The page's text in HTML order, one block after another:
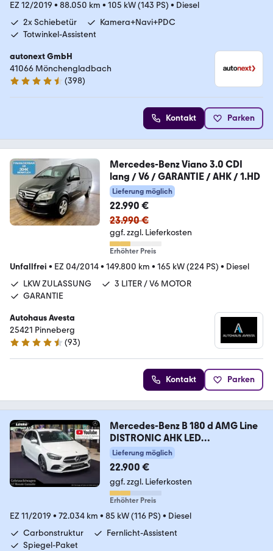
EZ 12/2019 • 88.050 km • 105 kW (143 PS) • Diesel
2x Schiebetür
Kamera+Navi+PDC
Totwinkel-Assistent
autonext GmbH
41066 Mönchengladbach
4.7 Sterne
(398)
Kontakt Parken
Mercedes-Benz Viano 3.0 CDI
lang / V6 / GARANTIE / AHK / 1.HD
Lieferung möglich
22.990 €
23.990 €
ggf. zzgl. Lieferkosten
Erhöhter Preis
Unfallfrei • EZ 04/2014• 149.800 km • 165 kW (224 PS) • Diesel
LKW ZULASSUNG
3 LITER / V6 MOTOR
GARANTIE
Autohaus Avesta
25421 Pinneberg
4.6 Sterne
(93)
Kontakt Parken
Mercedes-Benz B 180 d AMG Line
DISTRONIC AHK LED
Rückfahrkamer
Lieferung möglich
22.900 €
ggf. zzgl. Lieferkosten
Erhöhter Preis
EZ 11/2019 • 72.034 km • 85 kW (116 PS) • Diesel
Carbonstruktur
Fernlicht-Assistent
Spiegel-Paket